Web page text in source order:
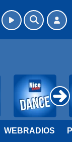
WEBRADIOS